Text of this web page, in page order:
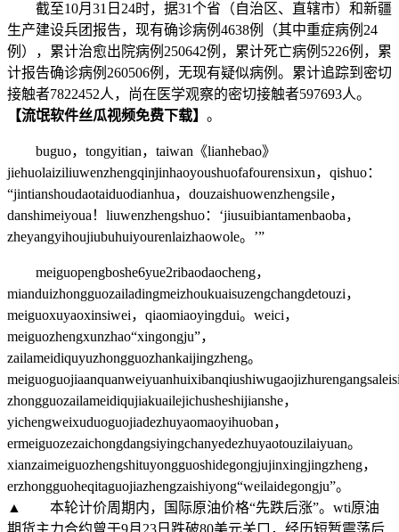
截至10月31日24时，据31个省（自治区、直辖市）和新疆
生产建设兵团报告，现有确诊病例4638例（其中重症病例24
例），累计治愈出院病例250642例，累计死亡病例5226例，累
计报告确诊病例260506例，无现有疑似病例。累计追踪到密切
接触者7822452人，尚在医学观察的密切接触者597693人。
【流氓软件丝瓜视频免费下载】 。
buguo，tongyitian，taiwan《lianhebao》
jiehuolaiziliuwenzhengqinjinhaoyoushuofafourensixun，qishuo：
“jintianshoudaotaiduodianhua，douzaishuowenzhengsile，
danshimeiyoua！liuwenzhengshuo：‘jiusuibiantamenbaoba，
zheyangyihoujiubuhuiyourenlaizhaowole。’”
meiguopengboshe6yue2ribaodaocheng，
mianduizhongguozailadingmeizhoukuaisuzengchangdetouzi，
meiguoxuyaoxinsiwei，qiaomiaoyingdui。weici，
meiguozhengxunzhao“xingongju”，
zailameidiquyuzhongguozhankaijingzheng。
zhongguozailameidiqujiakuailejichusheshijianshe，
yichengweixuduoguojiadezhuyaomaoyihuoban，
ermeiguozezaichongdangsiyingchanyedezhuyaotouzilaiyuan。
xianzaimeiguozhengshituyongguoshidegongjujinxingjingzheng，
erzhongguoheqitaguojiazhengzaishiyong“weilaidegongju”。
▲ 本轮计价周期内，国际原油价格“先跌后涨”。wti原油
期货主力合约曾于9月23日跌破80美元关口，经历短暂震荡后